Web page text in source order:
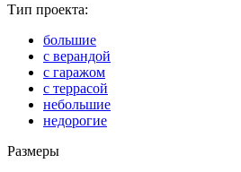
Тип проекта:
большие
с верандой
с гаражом
с террасой
небольшие
недорогие
Размеры